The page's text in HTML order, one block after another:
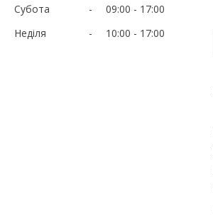
Субота
09:00
17:00
Неділя
10:00 17:00